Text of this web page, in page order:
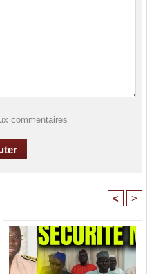
commentaires
< >